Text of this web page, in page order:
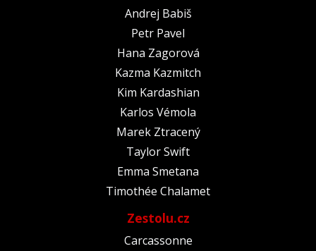
Andrej Babiš
Petr Pavel
Hana Zagorová
Kazma Kazmitch
Kim Kardashian
Karlos Vémola
Marek Ztracený
Taylor Swift
Emma Smetana
Timothée Chalamet
Zestolu.cz
Carcassonne